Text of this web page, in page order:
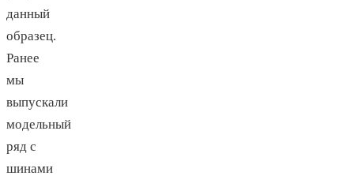
данный
образец.
Ранее
мы
выпускали
модельный
ряд с
шинами